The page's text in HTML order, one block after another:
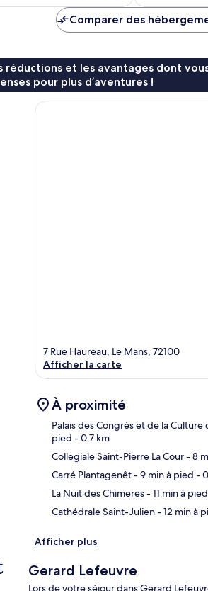
de
59 €
Comparer des
et les avantages dont
pour plus d’aventures !
7 Rue Haureau, Le Mans, 72100
Afficher la carte
À proximité
Palais des Congrès et de la Culture
pied - 0.7 km
Collegiale Saint-Pierre La Cour- 8
Carré Plantagenêt- 9 min à pied -
La Nuit des Chimeres- 11 min à pied
Cathédrale Saint-Julien- 12 min à
Afficher plus
Gerard Lefeuvre
Lors de votre séjour dans Gerard